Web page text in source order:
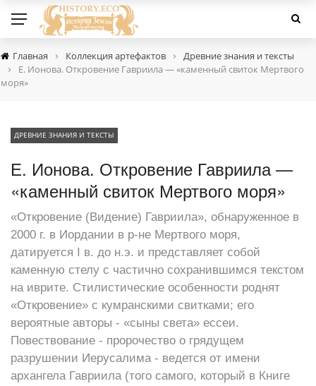
Главная › Коллекция артефактов › Древние знания и тексты
›
Е. Ионова. Откровение Гавриила — «каменный свиток Мертвого
моря»
ДРЕВНИЕ ЗНАНИЯ И ТЕКСТЫ
Е. Ионова. Откровение Гавриила —
«каменный свиток Мертвого моря»
«Откровение (Видение) Гавриила», обнаруженное в
2000 г. в Иордании в р-не Мертвого моря,
датируется I в. до н.э. и представляет собой
каменную стелу с частично сохранившимся текстом
на иврите. Стилистические особенности роднят
«Откровение» с кумранскими свитками; его
вероятные авторы - «сыны света» ессеи.
Повествование - пророчество о грядущем
разрушении Иерусалима - ведется от имени
архангела Гавриила (того самого, который в Книге